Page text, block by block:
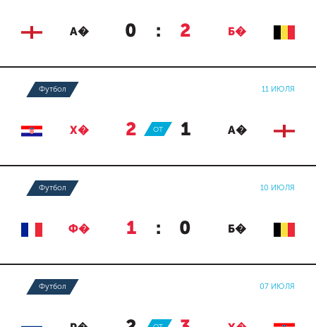
А� 0 : 2 Б�
Футбол 11 ИЮЛЯ
Х� 2 : 1 А�
ОТ
Футбол 10 ИЮЛЯ
Ф� 1 : 0 Б�
Футбол 07 ИЮЛЯ